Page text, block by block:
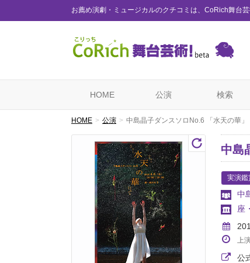
お薦め演劇・ミュージカルのクチコミは、CoRich舞台芸
HOME 公演 検索
HOME 公演 中島晶子ダンスソロNo.6 「水天の華」
中島
実演鑑
中
座
上
公